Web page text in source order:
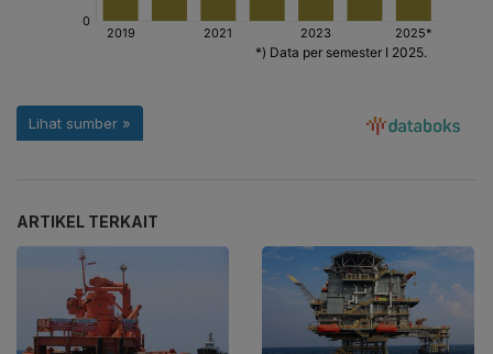
ARTIKEL TERKAIT